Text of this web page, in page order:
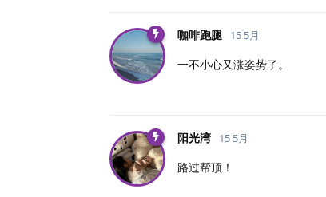
咖啡跑腿 15 5月
一不小心又涨姿势了。
阳光湾 15 5月
路过帮顶！